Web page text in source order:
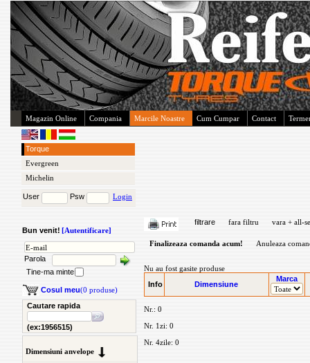
Magazin Online Compania Marcile Noastre Cum Cumpar Contact
Torque
Evergreen
Michelin
User Psw Login
Bun venit! [Autentificare]
Parola
Tine-ma minte
Cosul meu(0 produse)
Cautare rapida
(ex:1956515)
Dimensiuni anvelope
filtrare fara filtru vara + all-
Finalizeaza comanda acum! Anuleaza
Nu au fost gasite produse
Info
Dimensiune
Marca
Nr.: 0
Nr. 1zi: 0
Nr. 4zile: 0